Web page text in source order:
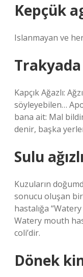
Kepçük
Islanmayan ve
Kapçık Ağazlı:
söyleyebilen…
bana ait: Mal
denir, başka
Sulu
Kuzuların
sonucu oluşan bir
hastalığa
Watery mouth
coli’dir.
Dönek